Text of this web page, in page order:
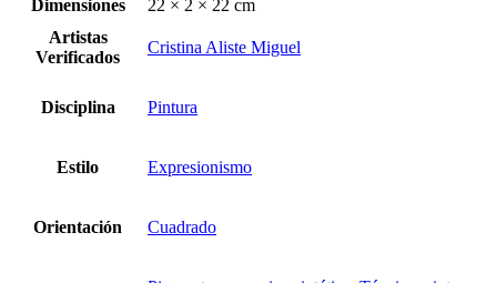
Dimensiones
22 × 2 × 22 cm
Artistas
Verificados
Cristina Aliste Miguel
Disciplina Pintura
Estilo Expresionismo
Orientación Cuadrado